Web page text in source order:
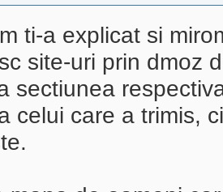
ti-a explicat si
site-uri prin dmoz
sectiunea
celui care a trimis,